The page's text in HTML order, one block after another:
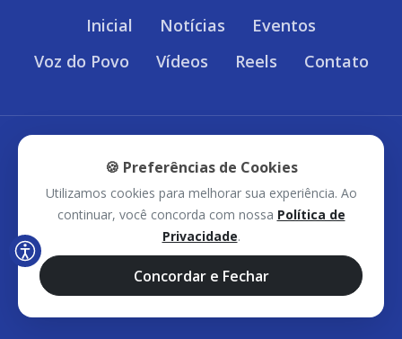
Inicial Notícias
Eventos
Voz do Povo
Vídeos Reels Contato
Sudoeste Bahia © 2026 - Todos os direitos
reservados.
🍪 Preferências de Cookies
Utilizamos cookies para melhorar sua experiência. Ao
continuar, você concorda com nossa Política de
Privacidade.
Concordar e Fechar